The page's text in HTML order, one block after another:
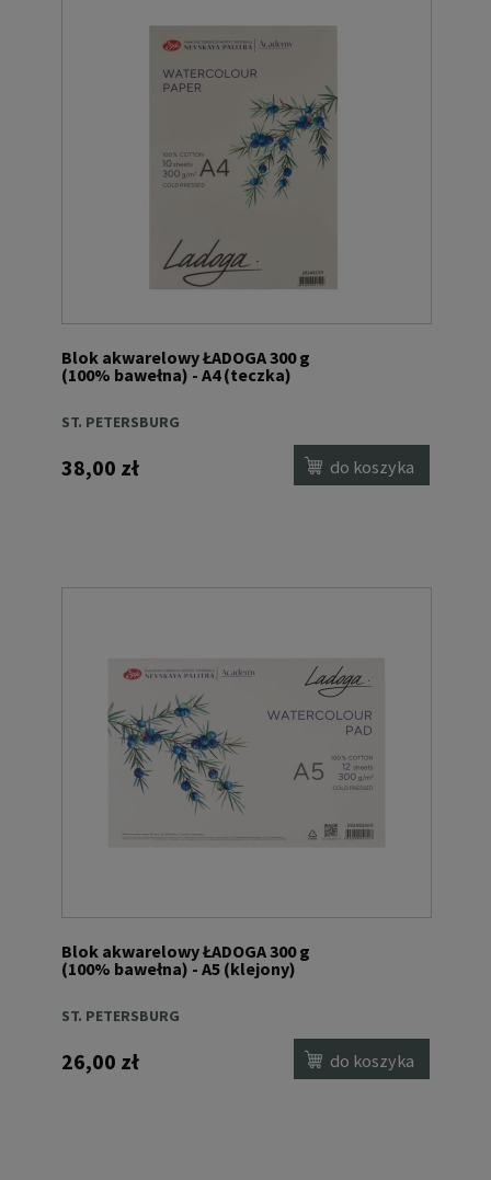
Blok akwarelowy ŁADOGA 300 g
(100% bawełna) - A4 (teczka)
ST. PETERSBURG
38,00 zł do koszyka
Blok akwarelowy ŁADOGA 300 g
(100% bawełna) - A5 (klejony)
ST. PETERSBURG
26,00 zł do koszyka